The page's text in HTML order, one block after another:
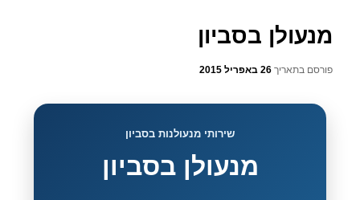
מנעולן בסביון
פורסם בתאריך26 באפריל 2015
שירותי מנעולנות בסביון
מנעולן בסביון